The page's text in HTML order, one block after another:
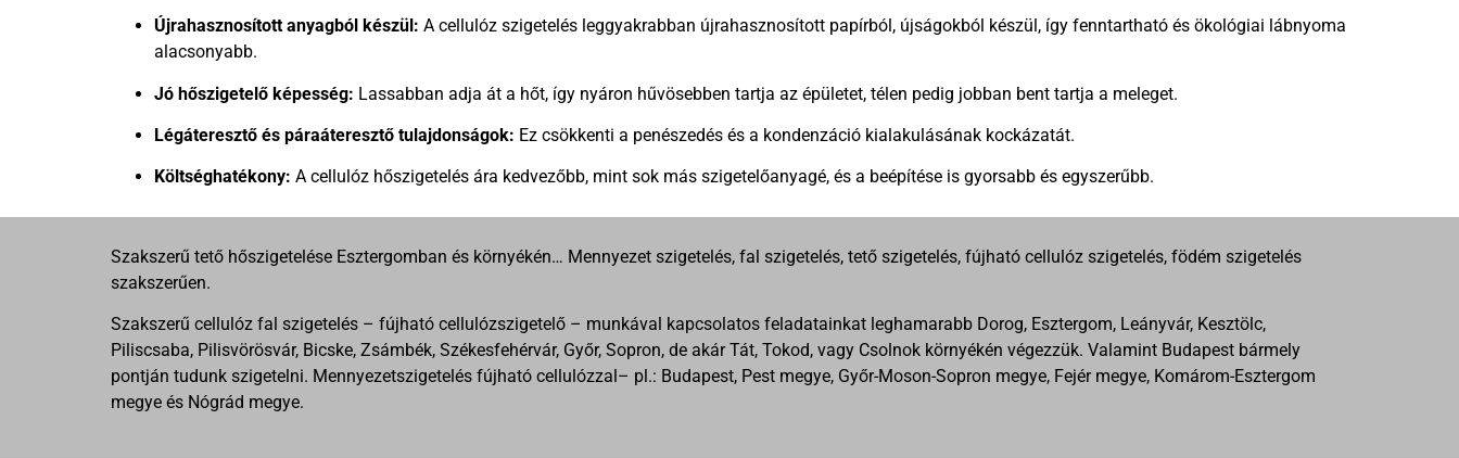
Újrahasznosított anyagból készül: A cellulóz szigetelés leggyakrabban újrahasznosított papírból, újságokból készül, így fenntartható és ökológiai lábnyoma
alacsonyabb.
Jó hőszigetelő képesség: Lassabban adja át a hőt, így nyáron hűvösebben tartja az épületet, télen pedig jobban bent tartja a meleget.
Légáteresztő és páraáteresztő tulajdonságok: Ez csökkenti a penészedés és a kondenzáció kialakulásának kockázatát.
Költséghatékony: A cellulóz hőszigetelés ára kedvezőbb, mint sok más szigetelőanyagé, és a beépítése is gyorsabb és egyszerűbb.
Szakszerű tető hőszigetelése Esztergomban és környékén… Mennyezet szigetelés, fal szigetelés, tető szigetelés, fújható cellulóz szigetelés, födém szigetelés
szakszerűen.
Szakszerű cellulóz fal szigetelés – fújható cellulózszigetelő – munkával kapcsolatos feladatainkat leghamarabb Dorog, Esztergom, Leányvár, Kesztölc,
Piliscsaba, Pilisvörösvár, Bicske, Zsámbék, Székesfehérvár, Győr, Sopron, de akár Tát, Tokod, vagy Csolnok környékén végezzük. Valamint Budapest bármely
pontján tudunk szigetelni. Mennyezetszigetelés fújható cellulózzal– pl.: Budapest, Pest megye, Győr-Moson-Sopron megye, Fejér megye, Komárom-Esztergom
megye és Nógrád megye.